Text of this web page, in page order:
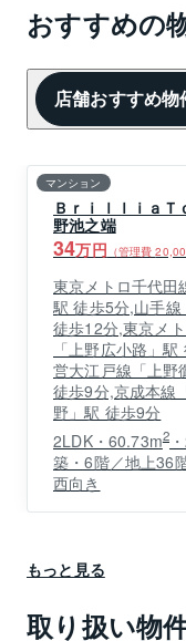
おすすめの
店舗おすすめ物
マンション
ＢｒｉｌｌｉａＴ
野池之端
34万円 （管理費
東京メトロ千代田
駅 徒歩5分,山手線
徒歩12分,東京メ
「上野広小路」
営大江戸線「上野
徒歩9分,京成本線
野」駅 徒歩9分
2LDK・60.73m2
築・6階／地上36
西向き
もっと見る
取り扱い物